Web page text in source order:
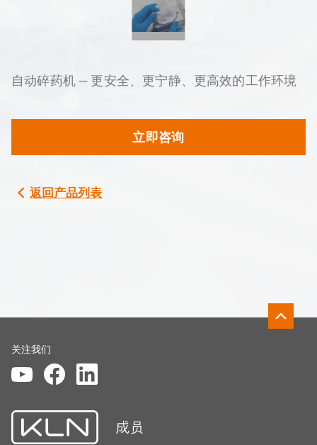
自动碎药机 — 更安全、更宁静、更高效的工作环境
立即咨询
返回产品列表
关注我们